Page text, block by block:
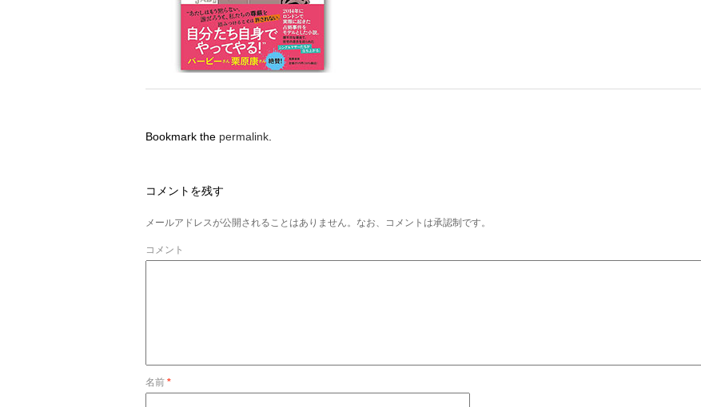
Bookmark the permalink
コメントを残す
メールアドレスが公開されることはありません。なお、コメントは承認制です。
コメント
名前 *